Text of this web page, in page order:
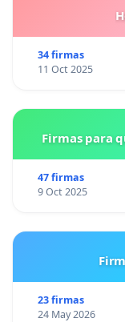
34 firmas
11 Oct 2025
Firmas para
47 firmas
9 Oct 2025
23 firmas
24 May 2026